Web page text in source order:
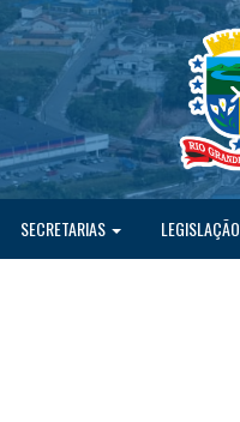
SECRETARIAS LEGISLAÇÃO